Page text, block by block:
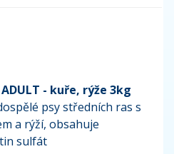
ADULT - kuře, rýže 3kg
psy středních ras s
a rýží, obsahuje
sulfát